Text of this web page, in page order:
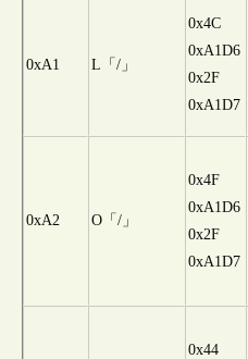
0xA1 L「/」
0x4C
0xA1D6
0x2F
0xA1D7
0xA2 O「/」
0x4F
0xA1D6
0x2F
0xA1D7
0x44